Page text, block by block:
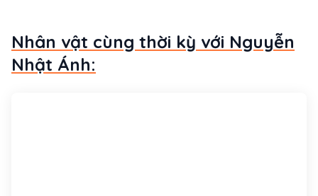
Nhân vật cùng thời kỳ với Nguyễn
Nhật Ánh: